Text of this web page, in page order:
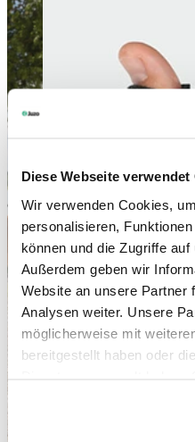
Diese Webseite verwendet
Wir verwenden Cookies,
personalisieren,
können und die Zugriffe
Außerdem geben wir
Website an unsere Partner
Analysen weiter. Unsere
möglicherweise mit
bereitgestellt haben oder